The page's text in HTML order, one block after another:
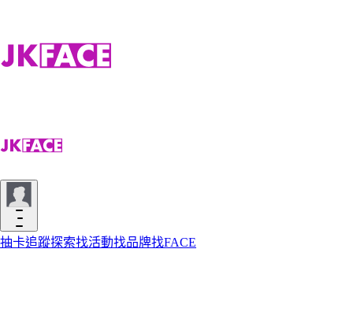
抽卡追蹤探索找活動找品牌找FACE